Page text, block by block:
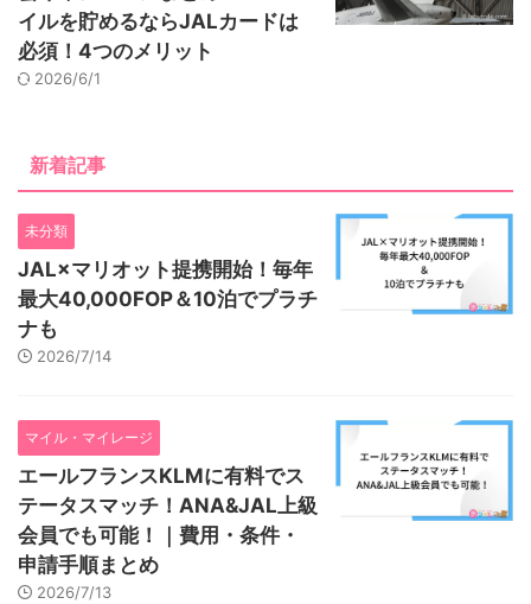
イルを貯めるならJALカードは
必須！4つのメリット
2026/6/1
新着記事
未分類
JAL×マリオット提携開始！毎年
最大40,000FOP＆10泊でプラチ
ナも
2026/7/14
マイル・マイレージ
エールフランスKLMに有料でス
テータスマッチ！ANA&JAL上級
会員でも可能！｜費用・条件・
申請手順まとめ
2026/7/13